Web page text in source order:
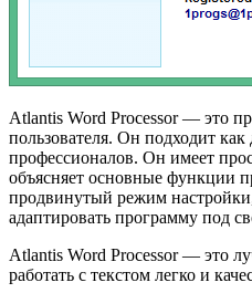
Atlantis Word Processor — это
пользователя. Он подходит
профессионалов. Он имеет
объясняет основные функции
продвинутый режим
адаптировать программу под
Atlantis Word Processor — это
работать с текстом легко и